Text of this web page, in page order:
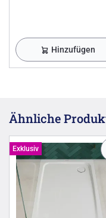
Hinzufügen
Ähnliche
Exklusiv